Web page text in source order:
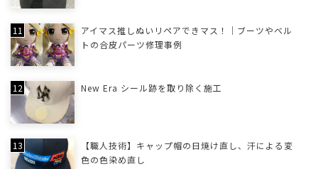
アイマス推しぬいリペアできマス！｜ブーツやベル
トの合皮パーツ修理事例
New Era シール跡を取り除く施工
【職人技術】キャップ帽の日焼け直し、汗による変
色の色染め直し